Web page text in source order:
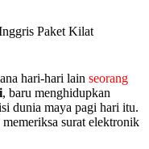
Paket Kilat
hari-hari lain seorang
, baru menghidupkan
dunia maya pagi hari itu.
surat elektronik